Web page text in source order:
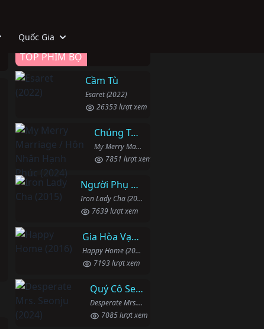
Quốc Gia
TOP PHIM BỘ
Cầm Tù
Esaret (2022)
26353 lượt xem
Chúng Ta Hãy Kết Hôn Nhé
My Merry Marriage / Hôn Nhân Hạnh Phúc (2024)
7851 lượt xem
Người Phụ Nữ Mạnh Mẽ
Iron Lady Cha (2015)
7639 lượt xem
Gia Hòa Vạn Sự Thành
Happy Home (2016)
7193 lượt xem
Quý Cô Seon Ju Phục Thù
Desperate Mrs. Seonju (2024)
7085 lượt xem